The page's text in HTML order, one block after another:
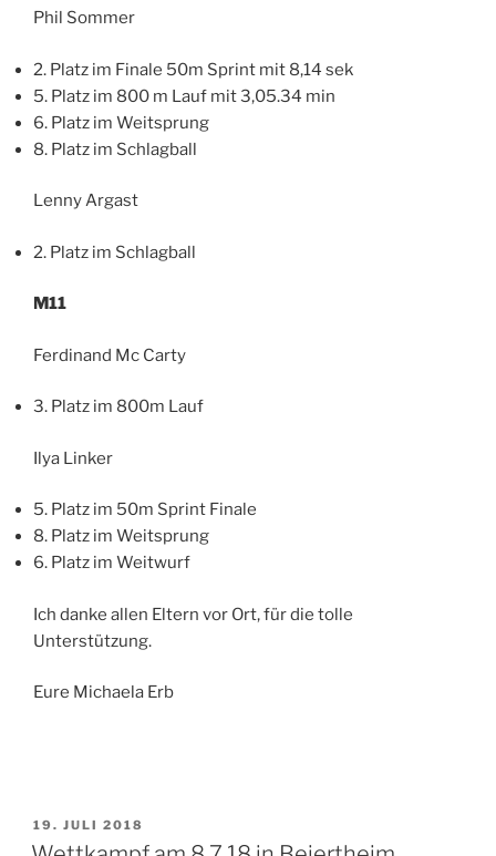
Phil Sommer
2. Platz im Finale 50m Sprint mit 8,14 sek
5. Platz im 800 m Lauf mit 3,05.34 min
6. Platz im Weitsprung
8. Platz im Schlagball
Lenny Argast
2. Platz im Schlagball
M11
Ferdinand Mc Carty
3. Platz im 800m Lauf
Ilya Linker
5. Platz im 50m Sprint Finale
8. Platz im Weitsprung
6. Platz im Weitwurf
Ich danke allen Eltern vor Ort, für die tolle
Unterstützung.
Eure Michaela Erb
VERÖFFENTLICHT
AM
19. JULI 2018